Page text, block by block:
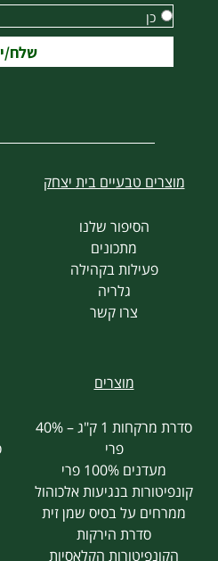
כן
שלח/י
מוצרים טבעיים בית יצחק
הסיפור שלנו
מתכונים
פעילות בקהילה
גלריה
צרו קשר
מוצרים
סדרת מרקחות 1 ק"ג – 40%
פרי
מעדנים 100% פרי
קונפיטורות בנגיעות אלכוהול
ממרחים על בסיס שמן זית
סדרת הירקות
הקונפיטורות הקלאסיות